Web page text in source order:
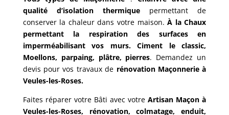
qualité d’isolation thermique permettant de
conserver la chaleur dans votre maison.À la Chaux
permettant la respiration des surfaces en
imperméabilisant vos murs. Ciment le classic,
Moellons, parpaing, plâtre, pierres. Demandez un
devis pour vos travaux de rénovation Maçonnerie à
Veules-les-Roses.
Faites réparer votre Bâti avec votreArtisan Maçon à
Veules-les-Roses,
rénovation, colmatage, enduit,